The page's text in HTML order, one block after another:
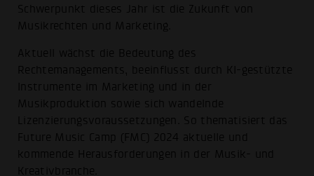
Schwerpunkt dieses Jahr ist die Zukunft von
Musikrechten und Marketing.
Aktuell wächst die Bedeutung des
Rechtemanagements, beeinflusst durch KI-gestützte
Instrumente im Marketing und in der
Musikproduktion sowie sich wandelnde
Lizenzierungsvoraussetzungen. So thematisiert das
Future Music Camp (FMC) 2024 aktuelle und
kommende Herausforderungen in der Musik- und
Kreativbranche.